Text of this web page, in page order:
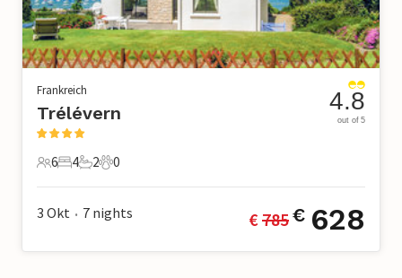
Frankreich
Trélévern
6 Gäste
6
4 Schlafzimmer
4
2 Badezimmer
2
0 Haustiere
0
4.8
out of 5
3 Okt • 7 nights € 785€ 628